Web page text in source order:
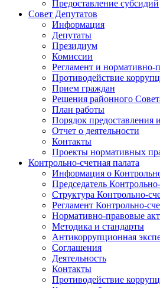
Предоставление субсидий
Совет Депутатов
Информация
Депутаты
Президиум
Комиссии
Регламент и нормативно-
Противодействие
Прием граждан
Решения районного
План работы
Порядок предоставления
Отчет о деятельности
Контакты
Проекты нормативных
Контрольно-счетная палата
Информация о
Председатель
Структура Контрольно-
Регламент Контрольно-
Нормативно-правовые
Методика и стандарты
Антикоррупционная
Соглашения
Деятельность
Контакты
Противодействие